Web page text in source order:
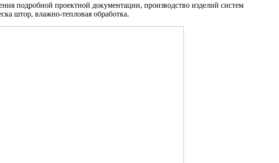
подробной проектной документации, производство изделий систем
штор, влажно-тепловая обработка.